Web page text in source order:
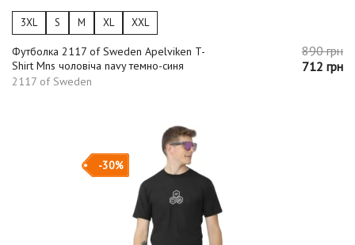
3XL S M XL XXL
Футболка 2117 of Sweden Apelviken T-
Shirt Mns чоловіча navy темно-синя
2117 of Sweden
890 грн
712 грн
-30%